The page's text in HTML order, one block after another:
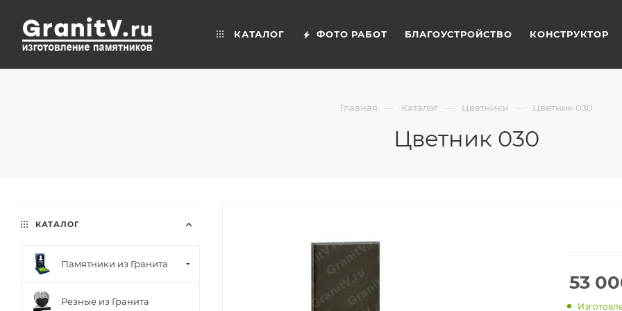
КАТАЛОГ ФОТО РАБОТ БЛАГОУСТРОЙСТВО КОНСТРУКТОР
Главная — Каталог — Цветники — Цветник 030
Цветник 030
53
КАТАЛОГ
Памятники из Гранита
Резные из Гранита